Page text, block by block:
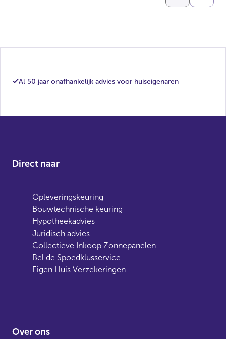
Al 50 jaar onafhankelijk advies voor huiseigenaren
Direct naar
Opleveringskeuring
Bouwtechnische keuring
Hypotheekadvies
Juridisch advies
Collectieve Inkoop Zonnepanelen
Bel de Spoedklusservice
Eigen Huis Verzekeringen
Over ons